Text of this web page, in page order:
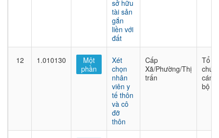
sở hữu
tài sản
gắn
liền với
đất
12 1.010130
Một
phần
Xét
chọn
nhân
viên y
tế thôn
và cô
đỡ
thôn
Cấp
Xã/Phường/Thị
trấn
Tổ
chức
cán
bộ